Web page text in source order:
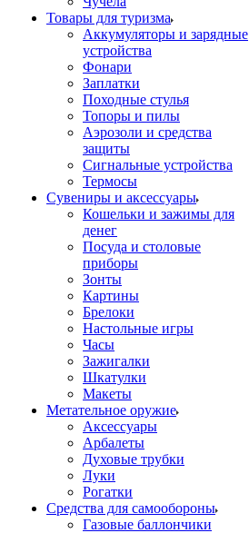
Товары для туризма
Аккумуляторы и зарядные
устройства
Фонари
Заплатки
Походные стулья
Топоры и пилы
Аэрозоли и средства
защиты
Сигнальные устройства
Термосы
Сувениры и аксессуары
Кошельки и зажимы для
денег
Посуда и столовые
приборы
Зонты
Картины
Брелоки
Настольные игры
Часы
Зажигалки
Шкатулки
Макеты
Метательное оружие
Аксессуары
Арбалеты
Духовые трубки
Луки
Рогатки
Средства для самообороны
Газовые баллончики